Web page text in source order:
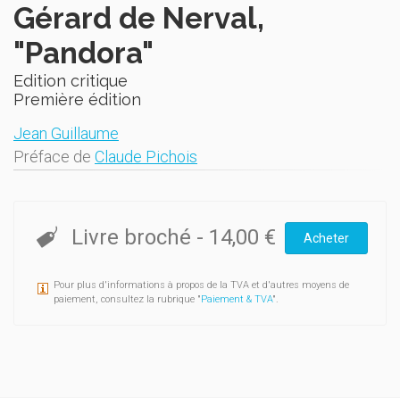
Gérard de Nerval,
"Pandora"
Edition critique
Première édition
Jean Guillaume
Préface de Claude Pichois
Livre broché - 14,00 € Acheter
Pour plus d'informations à propos de la TVA et d'autres moyens de
paiement, consultez la rubrique "Paiement & TVA".